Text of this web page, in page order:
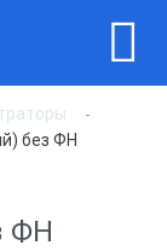
без ФН
ФН